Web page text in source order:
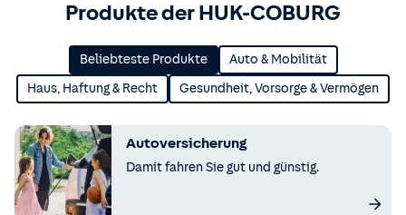
Produkte der HUK-COBURG
Beliebteste Produkte Auto & Mobilität
Haus, Haftung & Recht Gesundheit, Vorsorge & Vermögen
Autoversicherung
Damit fahren Sie gut und günstig.